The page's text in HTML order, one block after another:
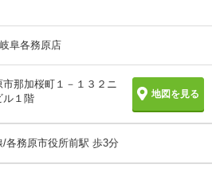
阜各務原店
那加桜町１－１３２ニ
ル１階
地図を見る
各務原市役所前駅 歩3分